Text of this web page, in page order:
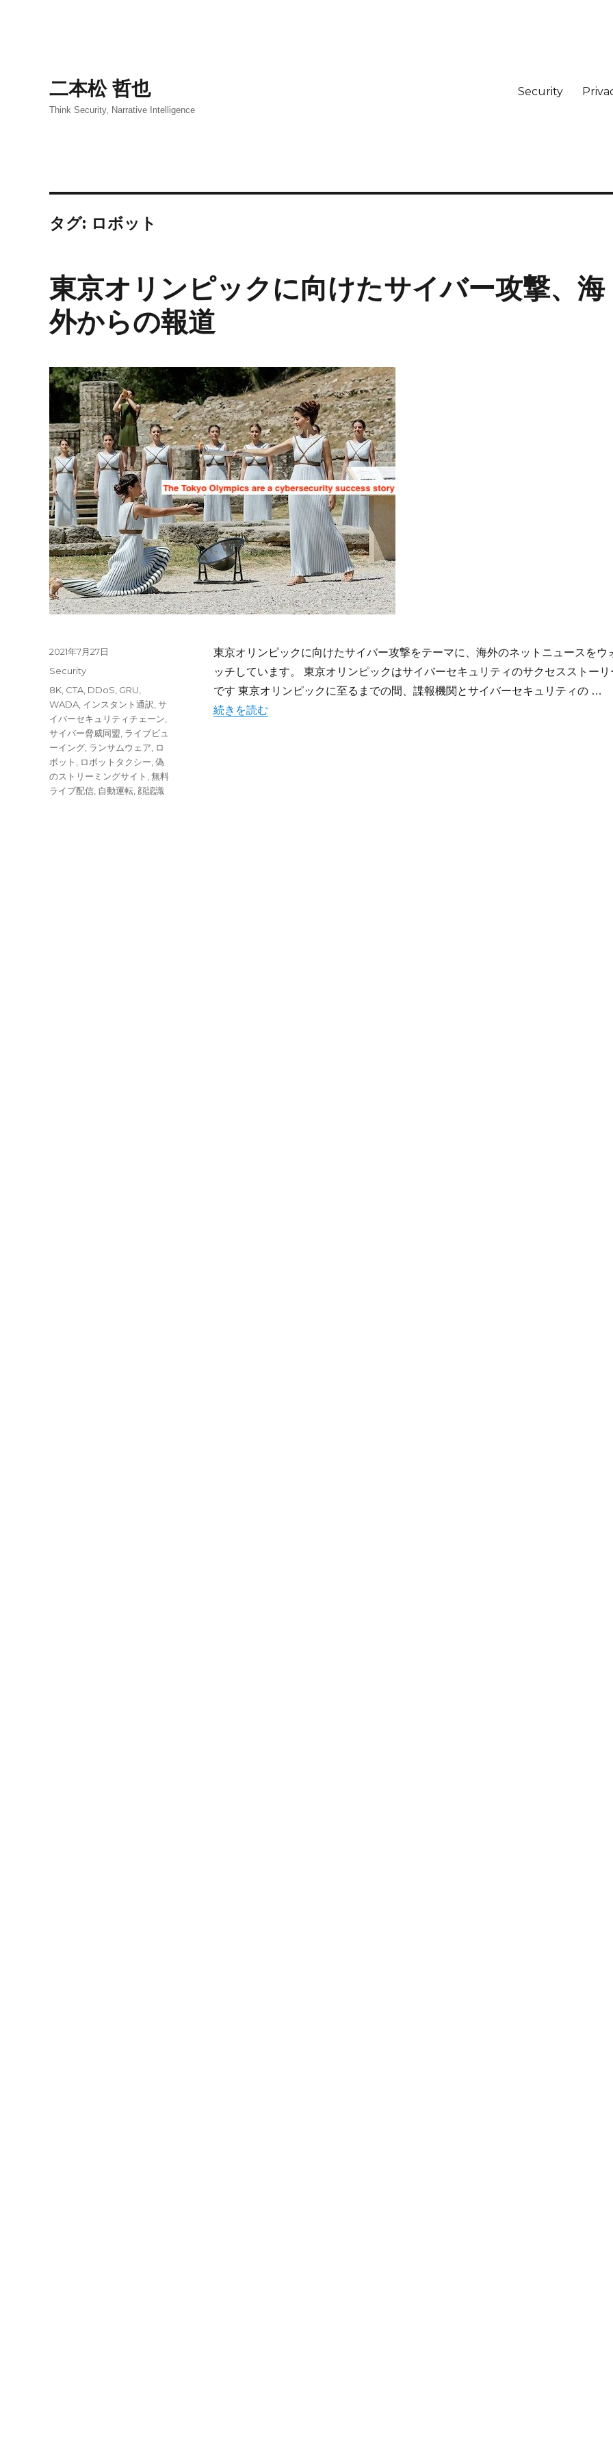
二本松 哲也
Think Security, Narrative Intelligence
Security
タグ: ロボット
東京オリンピックに向けたサイバー攻撃、海
外からの報道
東京オリンピックに向けたサイバー攻撃をテーマに、海外のネットニュースをウ
ッチしています。 東京オリンピックはサイバーセキュリティのサクセスストーリ
です 東京オリンピックに至るまでの間、諜報機関とサイバーセキュリティの …
“東京オリンピックに向けたサイバー攻撃、海外からの報道” の
続きを読む
投
2021年7月27日
カ
リ
ー
Security
タ
グ
8K CTA DDoS GRU
WADA インスタント通訳 サ
イバーセキュリティチェーン
サイバー脅威同盟 ライブビュ
ーイング ランサムウェア ロ
ボット
ロボットタクシー 偽
のストリーミングサイト 無料
ライブ配信 自動運転 顔認識